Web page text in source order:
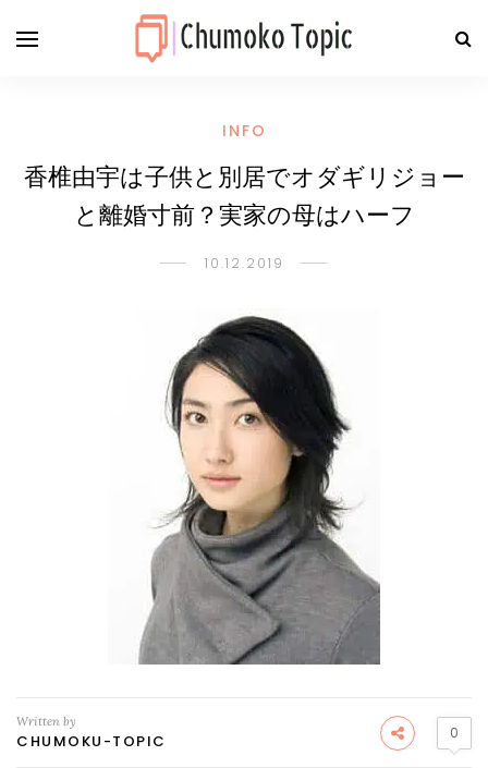
INFO
香椎由宇は子供と別居でオダギリジョー
と離婚寸前？実家の母はハーフ
10.12.2019
Written by
CHUMOKU-TOPIC 0